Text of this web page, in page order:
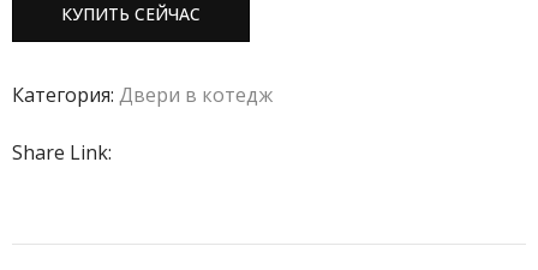
КУПИТЬ СЕЙЧАС
Категория: Двери в котедж
Share Link: